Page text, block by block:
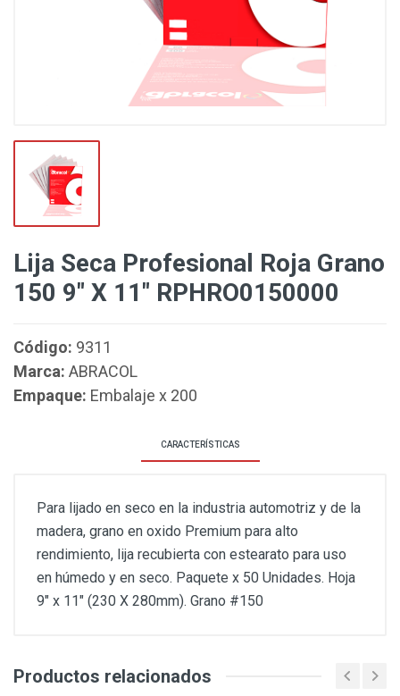
Lija Seca Profesional Roja Grano
150 9" X 11" RPHRO0150000
Código: 9311
Marca: ABRACOL
Empaque: Embalaje x 200
CARACTERÍSTICAS
Para lijado en seco en la industria automotriz y de la
madera, grano en oxido Premium para alto
rendimiento, lija recubierta con estearato para uso
en húmedo y en seco. Paquete x 50 Unidades. Hoja
9" x 11" (230 X 280mm). Grano #150
Productos relacionados